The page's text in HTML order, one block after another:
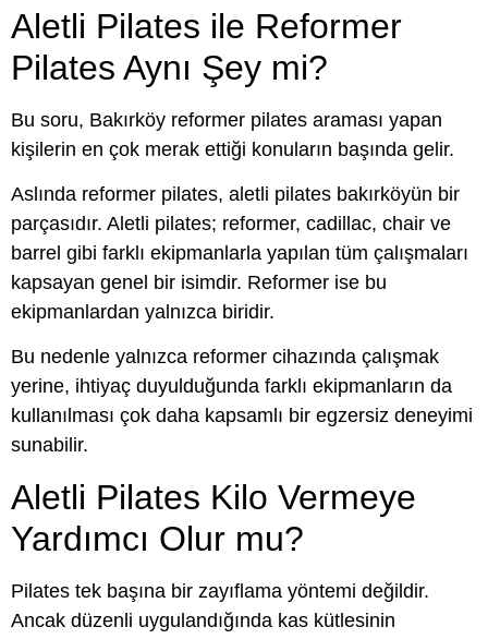
Aletli Pilates ile Reformer
Pilates Aynı Şey mi?
Bu soru, Bakırköy reformer pilates araması yapan
kişilerin en çok merak ettiği konuların başında gelir.
Aslında reformer pilates, aletli pilates bakırköyün bir
parçasıdır. Aletli pilates; reformer, cadillac, chair ve
barrel gibi farklı ekipmanlarla yapılan tüm çalışmaları
kapsayan genel bir isimdir. Reformer ise bu
ekipmanlardan yalnızca biridir.
Bu nedenle yalnızca reformer cihazında çalışmak
yerine, ihtiyaç duyulduğunda farklı ekipmanların da
kullanılması çok daha kapsamlı bir egzersiz deneyimi
sunabilir.
Aletli Pilates Kilo Vermeye
Yardımcı Olur mu?
Pilates tek başına bir zayıflama yöntemi değildir.
Ancak düzenli uygulandığında kas kütlesinin